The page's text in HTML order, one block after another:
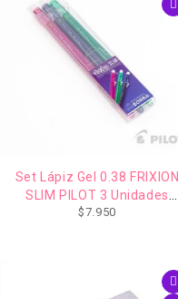
Set Lápiz Gel 0.38 FRIXION
SLIM PILOT 3 Unidades
(Borrable)
$7.950